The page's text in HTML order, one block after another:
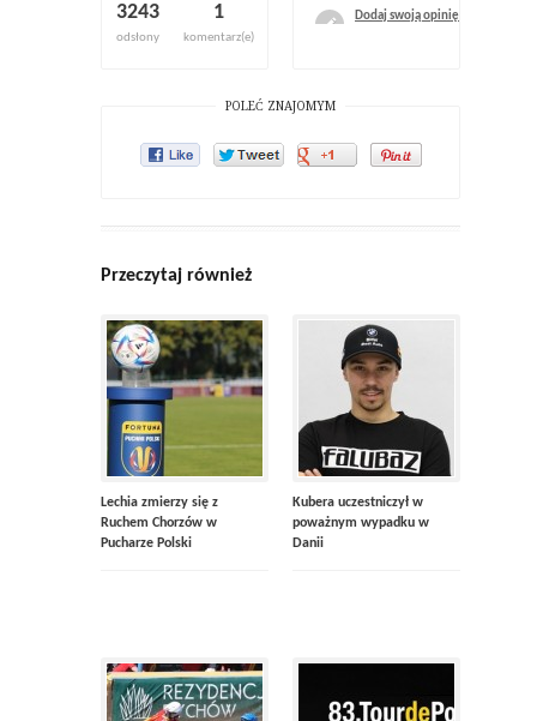
3243
odsłony
1
komentarz(e)
Dodaj swoją opinię
POLEĆ ZNAJOMYM
Przeczytaj również
Lechia zmierzy się z
Ruchem Chorzów w
Pucharze Polski
Kubera uczestniczył w
poważnym wypadku w
Danii